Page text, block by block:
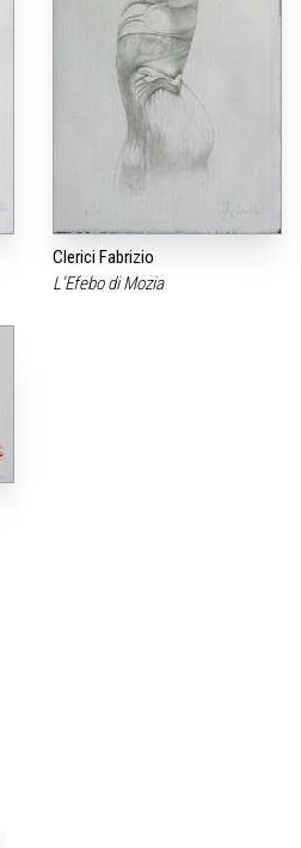
Clerici Fabrizio
L‘Efebo di Mozia